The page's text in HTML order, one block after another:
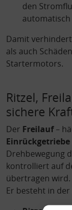
den
automatisch
Damit
als auch
Startermotors.
Ritzel,
sichere
Der Freilauf–
Einrückgetriebe
Drehbewegung
kontrolliert auf
übertragen wird.
Er besteht in der